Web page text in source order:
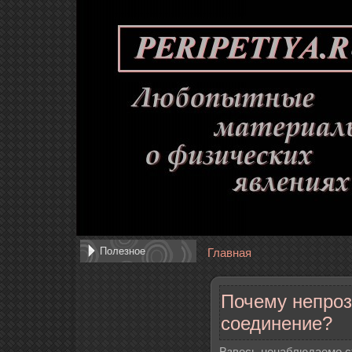
Полезное Главная
Почему
соединение?